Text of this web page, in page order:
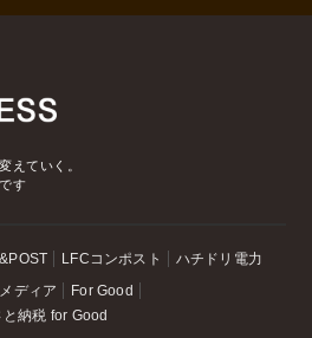
えていく。
す
LFCコンポスト ハチドリ電力
ディア
For Good
納税 for Good